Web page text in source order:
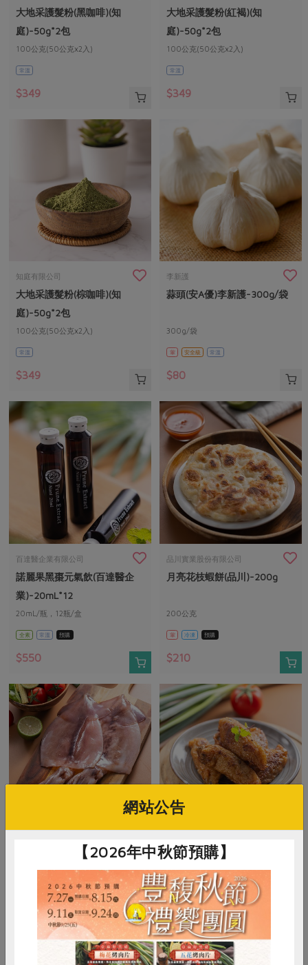
大地采護髮粉(黑咖啡)(知
庭)-50g*2包
100公克(50公克x2入)
(內附乳膠手套1雙+浴帽2頂+使用說明
常溫
$349
大地采護髮粉(紅褐)(知
庭)-50g*2包
100公克(50公克x2入)
(內附乳膠手套1雙+浴帽2頂+使用說明
常溫
$349
知庭有限公司
大地采護髮粉(棕咖啡)(知
庭)-50g*2包
100公克(50公克x2入)
(內附乳膠手套1雙+浴帽2頂+使用說明
常溫
$349
李新護
蒜頭(安A優)李新護-300g/袋
300g/袋
葷 安全級 常溫
$80
百達醫企業有限公司
諾麗果黑棗元氣飲(百達醫企
業)-20mL*12
20mL/瓶，12瓶/盒
全素 常溫 預購
$550
品川實業股份有限公司
月亮花枝蝦餅(品川)-200g
200公克
葷 冷凍 預購
$210
魷魚片一夜干(御鑫)-350g
預購
$265
澎湖手工魚粿-300g
300公克
葷 冷凍 預購
$195
網站公告
【2026年中秋節預購】